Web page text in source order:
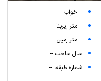
-- خواب
-- متر زیربنا
-- متر زمین
سال ساخت --
شماره طبقه: --